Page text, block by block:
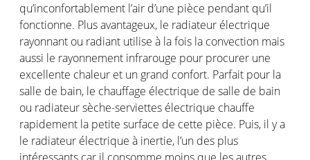
qu’inconfortablement l’air d’une pièce pendant qu’il
fonctionne. Plus avantageux, le radiateur électrique
rayonnant ou radiant utilise à la fois la convection mais
aussi le rayonnement infrarouge pour procurer une
excellente chaleur et un grand confort. Parfait pour la
salle de bain, le chauffage électrique de salle de bain
ou radiateur sèche-serviettes électrique chauffe
rapidement la petite surface de cette pièce. Puis, il y a
le radiateur électrique à inertie, l’un des plus